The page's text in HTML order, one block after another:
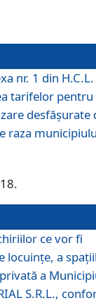
nr. 1 din H.C.L.
tarifelor pentru
desfăşurate
raza
ce vor fi
locuinţe, a
a
S.R.L.,